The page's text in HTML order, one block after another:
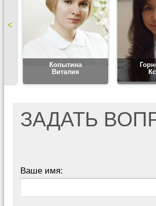
Копытина
Виталия
ЗАДАТЬ
Ваше имя: